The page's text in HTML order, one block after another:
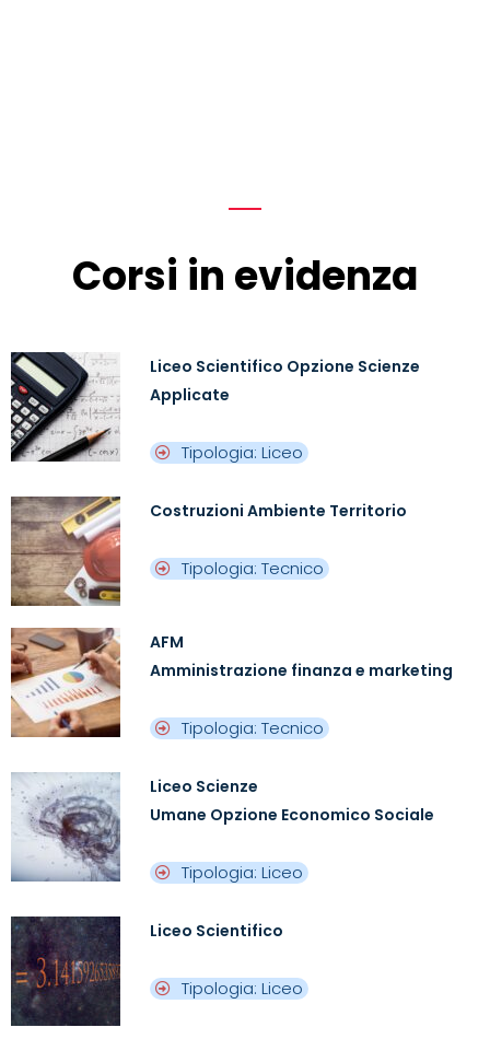
Corsi in evidenza
Liceo Scientifico Opzione Scienze
Applicate
Tipologia: Liceo
Costruzioni Ambiente Territorio
Tipologia: Tecnico
AFM
Amministrazione finanza e marketing
Tipologia: Tecnico
Liceo Scienze
Umane Opzione Economico Sociale
Tipologia: Liceo
Liceo Scientifico
Tipologia: Liceo